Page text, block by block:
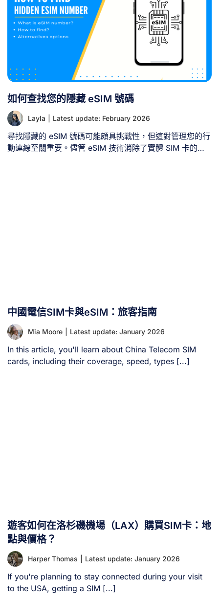
如何查找您的隱藏 eSIM 號碼
Layla Latest update: February 2026
尋找隱藏的 eSIM 號碼可能頗具挑戰性，但這對管理您的行
動連線至關重要。儘管 eSIM 技術消除了實體 SIM 卡的需
中國電信SIM卡與eSIM：旅客指南
Mia Moore Latest update: January 2026
In this article, you'll learn about China Telecom SIM
cards, including their coverage, speed, types [...]
遊客如何在洛杉磯機場（LAX）購買SIM卡：地
點與價格？
Harper Thomas Latest update: January 2026
If you're planning to stay connected during your visit
to the USA, getting a SIM [...]